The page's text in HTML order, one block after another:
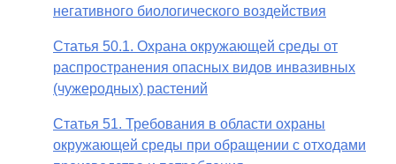
негативного биологического воздействия
Статья 50.1. Охрана окружающей среды от
распространения опасных видов инвазивных
(чужеродных) растений
Статья 51. Требования в области охраны
окружающей среды при обращении с отходами